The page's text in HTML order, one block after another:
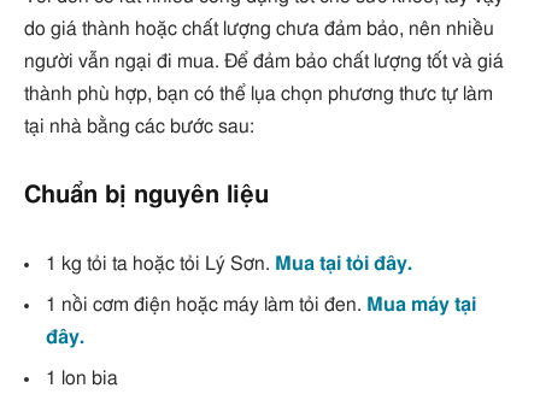
do giá thành hoặc chất lượng chưa đảm bảo, nên nhiều
người vẫn ngại đi mua. Để đảm bảo chất lượng tốt và giá
thành phù hợp, bạn có thể lụa chọn phương thưc tự làm
tại nhà bằng các bước sau:
Chuẩn bị nguyên liệu
1 kg tỏi ta hoặc tỏi Lý Sơn. Mua tại tỏi đây.
1 nồi cơm điện hoặc máy làm tỏi đen. Mua máy tại
đây.
1 lon bia